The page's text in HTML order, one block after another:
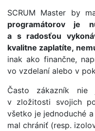
SCRUM Master by
programátorov je
a s radosťou
kvalitne zaplatíte,
inak ako finančne,
vo vzdelaní alebo v
Často zákazník nie
v zložitosti svojich
všetko je jednoduché
mal chrániť (resp.